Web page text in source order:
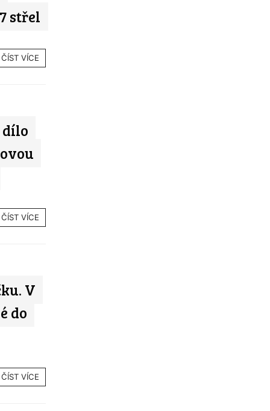
střel
ČÍST VÍCE
dílo
ČÍST VÍCE
V
do
ČÍST VÍCE